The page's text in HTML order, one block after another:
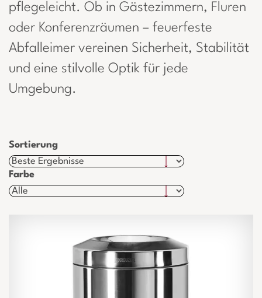
pflegeleicht. Ob in Gästezimmern, Fluren
oder Konferenzräumen – feuerfeste
Abfalleimer vereinen Sicherheit, Stabilität
und eine stilvolle Optik für jede
Umgebung.
Sortierung
Farbe